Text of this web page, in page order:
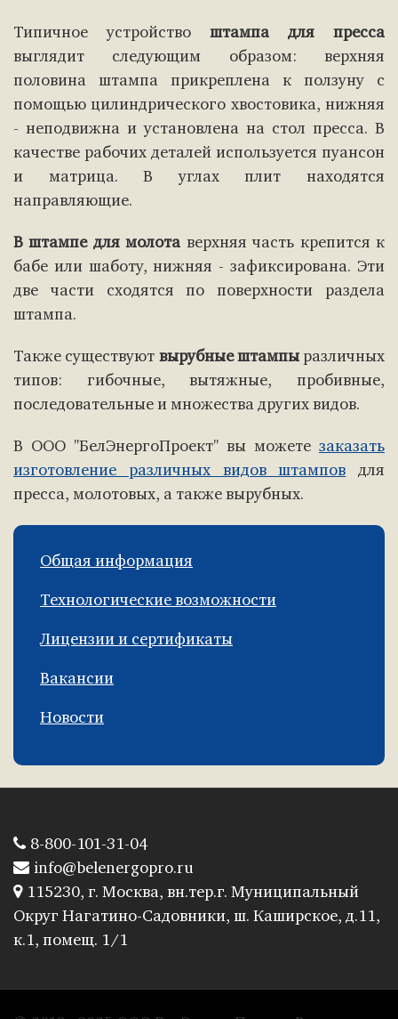
Типичное устройство штампа для пресса
выглядит следующим образом: верхняя
половина штампа прикреплена к ползуну с
помощью цилиндрического хвостовика, нижняя
- неподвижна и установлена на стол пресса. В
качестве рабочих деталей используется пуансон
и матрица. В углах плит находятся
направляющие.
В штампе для молота верхняя часть крепится к
бабе или шаботу, нижняя - зафиксирована. Эти
две части сходятся по поверхности раздела
штампа.
Также существуют вырубные штампыразличных
типов: гибочные, вытяжные, пробивные,
последовательные и множества других видов.
В ООО "БелЭнергоПроект" вы можете заказать
изготовление различных видов штампов для
пресса, молотовых, а также вырубных.
Общая информация
Технологические возможности
Лицензии и сертификаты
Вакансии
Новости
8-800-101-31-04
info@belenergopro.ru
115230, г. Москва, вн.тер.г. Муниципальный
Округ Нагатино-Садовники, ш. Каширское, д.11,
к.1, помещ. 1/1